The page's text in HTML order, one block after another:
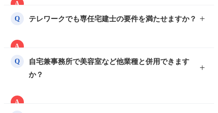
A
則不可です。鍵付きの完全個室型で、掲示物の設置と
Q テレワークでも専任宅建士の要件を満たせますか？
A
制を確保すれば、事務所以外で通常の勤務時間を勤務
する形も認められるようになりました。ただし勤怠や
Q
自宅兼事務所で美容室など他業種と併用できます
か？
A